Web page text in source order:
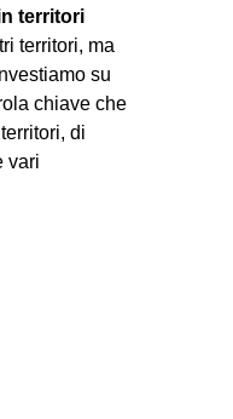
territori
territori, ma
su
chiave che
di
vari